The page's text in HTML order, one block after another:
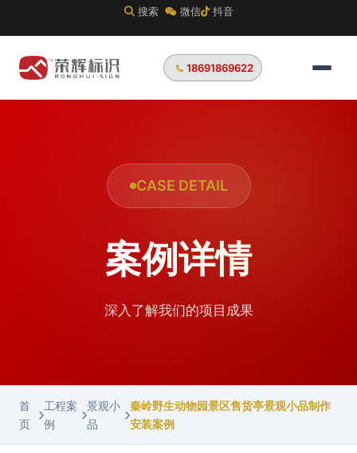
搜索 微信 抖音
18691869622
CASE DETAIL
案例详情
深入了解我们的项目成果
首
页
工程案
例
景观小
品
秦岭野生动物园景区售货亭景观小品制作
安装案例